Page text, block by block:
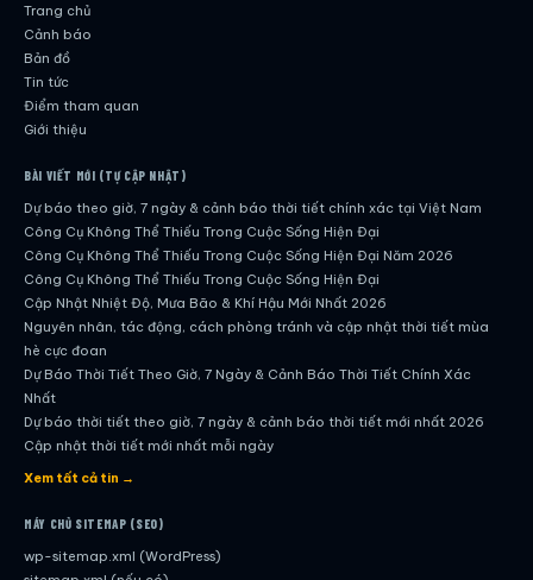
Trang chủ
Cảnh báo
Bản đồ
Tin tức
Điểm tham quan
Giới thiệu
BÀI VIẾT MỚI (TỰ CẬP NHẬT)
Dự báo theo giờ, 7 ngày & cảnh báo thời tiết chính xác tại Việt Nam
Công Cụ Không Thể Thiếu Trong Cuộc Sống Hiện Đại
Công Cụ Không Thể Thiếu Trong Cuộc Sống Hiện Đại Năm 2026
Công Cụ Không Thể Thiếu Trong Cuộc Sống Hiện Đại
Cập Nhật Nhiệt Độ, Mưa Bão & Khí Hậu Mới Nhất 2026
Nguyên nhân, tác động, cách phòng tránh và cập nhật thời tiết mùa
hè cực đoan
Dự Báo Thời Tiết Theo Giờ, 7 Ngày & Cảnh Báo Thời Tiết Chính Xác
Nhất
Dự báo thời tiết theo giờ, 7 ngày & cảnh báo thời tiết mới nhất 2026
Cập nhật thời tiết mới nhất mỗi ngày
Hướng dẫn đầy đủ về dự báo thời tiết hiện đại
Dự Báo Thời Tiết Theo Giờ, 7 Ngày & Cảnh Báo Thời Tiết Chính Xác
Công Cụ Không Thể Thiếu Trong Cuộc Sống Hiện Đại
Xem tất cả tin →
MÁY CHỦ SITEMAP (SEO)
wp-sitemap.xml (WordPress)